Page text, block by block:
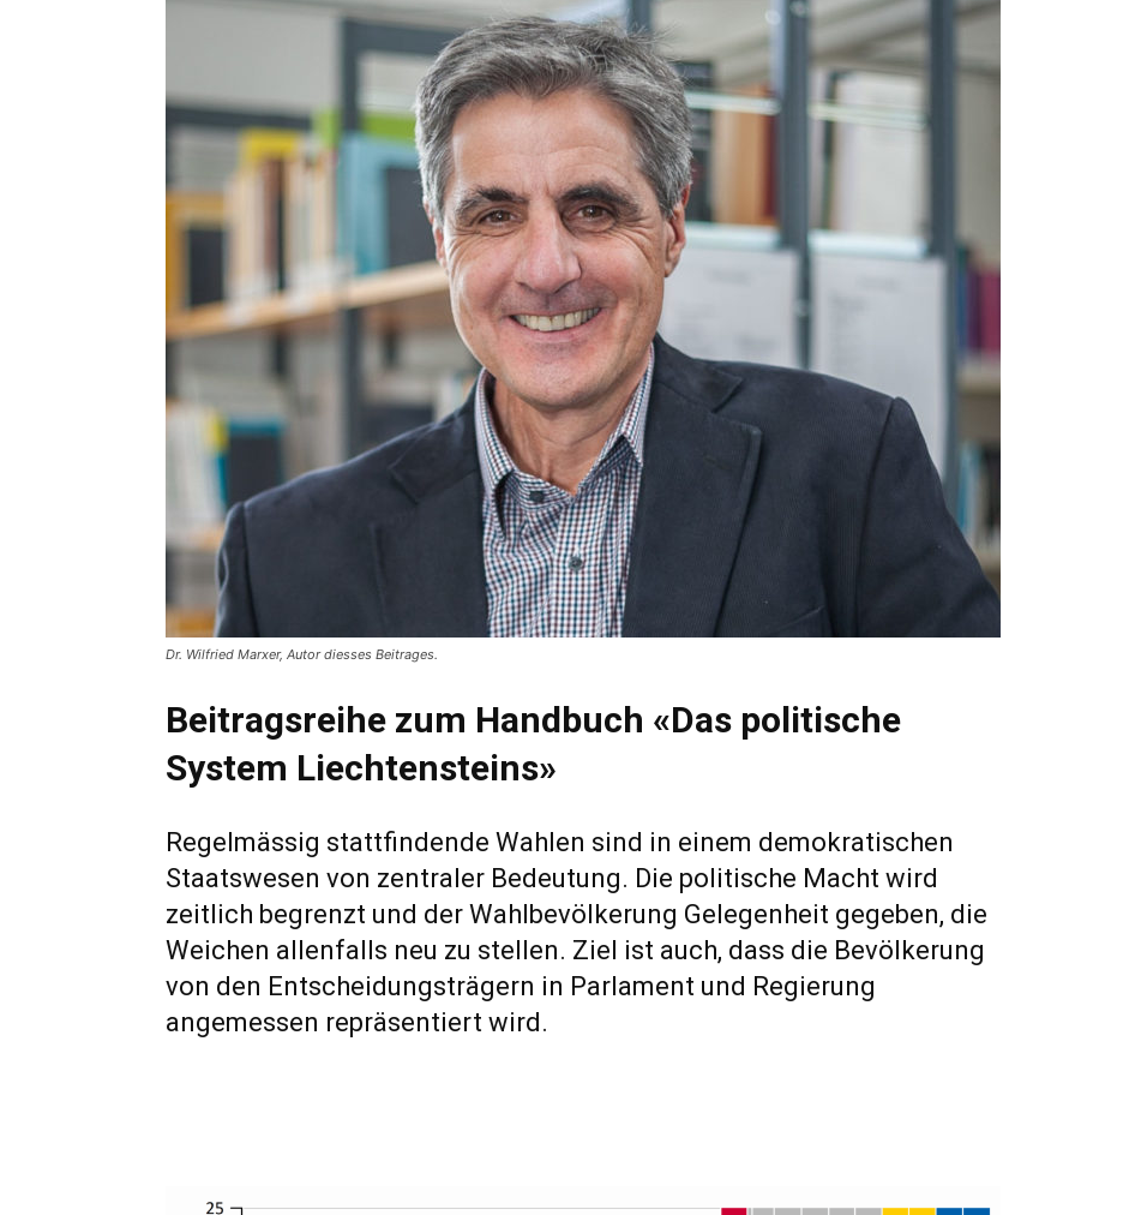
Dr. Wilfried Marxer, Autor diesses Beitrages.
Beitragsreihe zum Handbuch «Das politische
System Liechtensteins»
Regelmässig stattfindende Wahlen sind in einem demokratischen
Staatswesen von zentraler Bedeutung. Die politische Macht wird
zeitlich begrenzt und der Wahlbevölkerung Gelegenheit gegeben, die
Weichen allenfalls neu zu stellen. Ziel ist auch, dass die Bevölkerung
von den Entscheidungsträgern in Parlament und Regierung
angemessen repräsentiert wird.